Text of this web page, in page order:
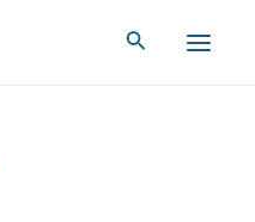
Pesquisar